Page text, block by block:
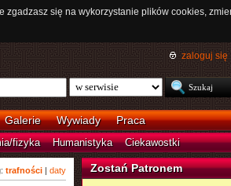
się na wykorzystanie plików cookies,
zaloguj się
Galerie Wywiady Praca
fizyka Humanistyka Ciekawostki
trafności| daty Zostań Patronem